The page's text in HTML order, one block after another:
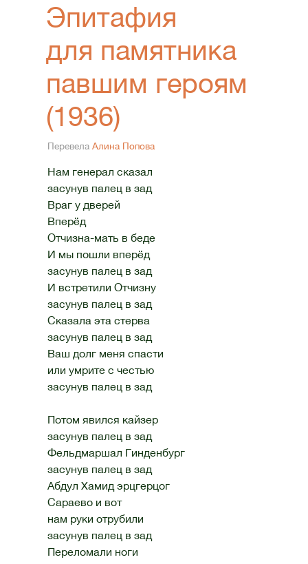
Эпитафия
для памятника
павшим героям
(1936)
Перевела Алина Попова
Нам генерал сказал
засунув палец в зад
Враг у дверей
Вперёд
Отчизна-мать в беде
И мы пошли вперёд
засунув палец в зад
И встретили Отчизну
засунув палец в зад
Сказала эта стерва
засунув палец в зад
Ваш долг меня спасти
или умрите с честью
засунув палец в зад
Потом явился кайзер
засунув палец в зад
Фельдмаршал Гинденбург
засунув палец в зад
Абдул Хамид эрцгерцог
Сараево и вот
нам руки отрубили
засунув палец в зад
Переломали ноги